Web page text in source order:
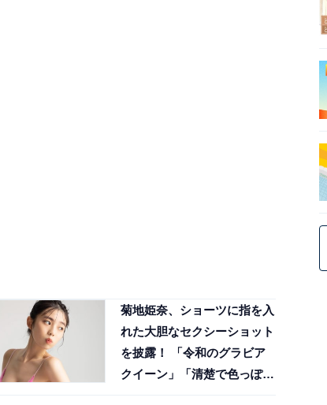
菊地姫奈、ショーツに指を入
れた大胆なセクシーショット
を披露！ 「令和のグラビア
クイーン」「清楚で色っぽ